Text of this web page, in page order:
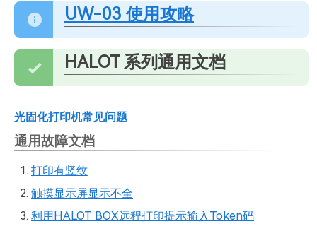
UW-03 使用攻略
HALOT 系列通用文档
光固化打印机常见问题
通用故障文档
打印有竖纹
触摸显示屏显示不全
利用HALOT BOX远程打印提示输入Token码